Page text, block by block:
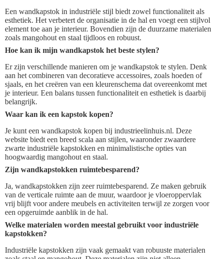
Een wandkapstok in industriële stijl biedt zowel functionaliteit als
esthetiek. Het verbetert de organisatie in de hal en voegt een stijlvol
element toe aan je interieur. Bovendien zijn de duurzame materialen
zoals mangohout en staal tijdloos en robuust.
Hoe kan ik mijn wandkapstok het beste stylen?
Er zijn verschillende manieren om je wandkapstok te stylen. Denk
aan het combineren van decoratieve accessoires, zoals hoeden of
sjaals, en het creëren van een kleurenschema dat overeenkomt met
je interieur. Een balans tussen functionaliteit en esthetiek is daarbij
belangrijk.
Waar kan ik een kapstok kopen?
Je kunt een wandkapstok kopen bij industrieelinhuis.nl. Deze
website biedt een breed scala aan stijlen, waaronder zwaardere
zwarte industriële kapstokken en minimalistische opties van
hoogwaardig mangohout en staal.
Zijn wandkapstokken ruimtebesparend?
Ja, wandkapstokken zijn zeer ruimtebesparend. Ze maken gebruik
van de verticale ruimte aan de muur, waardoor je vloeroppervlak
vrij blijft voor andere meubels en activiteiten terwijl ze zorgen voor
een opgeruimde aanblik in de hal.
Welke materialen worden meestal gebruikt voor industriële
kapstokken?
Industriële kapstokken zijn vaak gemaakt van robuuste materialen